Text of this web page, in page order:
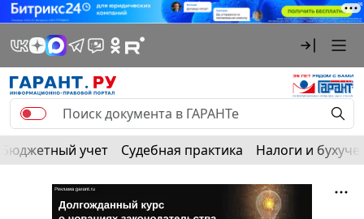
Бюджетный учет Судебная практика Налоги и